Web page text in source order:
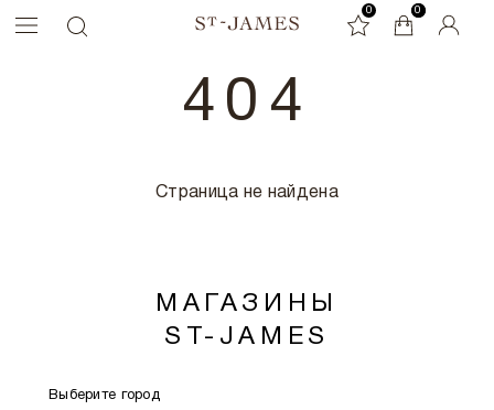
0 0
0
404
Страница не найдена
МАГАЗИНЫ
ST-JAMES
Выберите город